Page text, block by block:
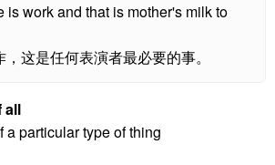
is work and that is mother's milk to
这是任何表演者最必要的事。
all
particular type of thing